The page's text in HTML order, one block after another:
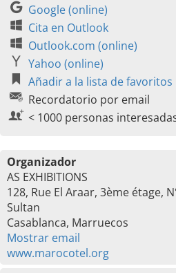
Google (online)
Cita en Outlook
Outlook.com (online)
Yahoo (online)
Añadir a la lista de favoritos
Recordatorio por email
< 1000 personas
Organizador
AS EXHIBITIONS
128, Rue El Araar, 3ème étage,
Sultan
Casablanca, Marruecos
Mostrar email
www.marocotel.org